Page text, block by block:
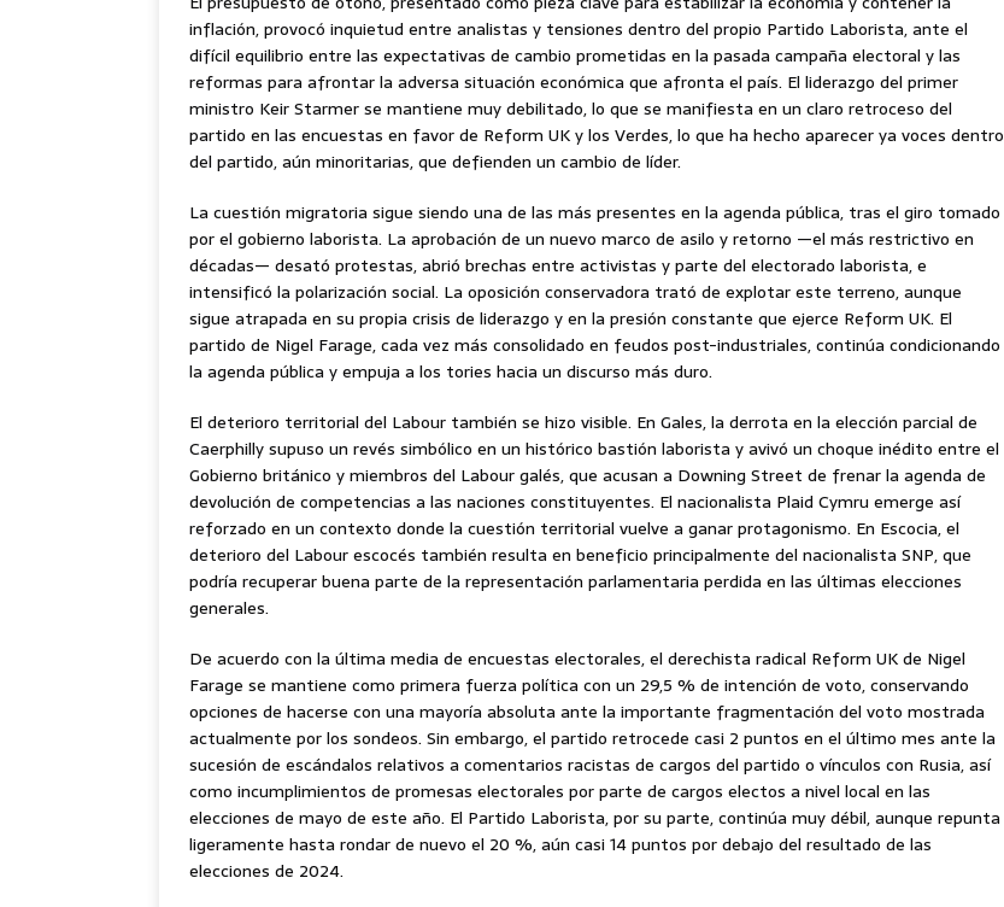
inflación, provocó inquietud entre analistas y tensiones dentro del propio Partido Laborista, ante el
difícil equilibrio entre las expectativas de cambio prometidas en la pasada campaña electoral y las
reformas para afrontar la adversa situación económica que afronta el país. El liderazgo del primer
ministro Keir Starmer se mantiene muy debilitado, lo que se manifiesta en un claro retroceso del
partido en las encuestas en favor de Reform UK y los Verdes, lo que ha hecho aparecer ya voces dentro
del partido, aún minoritarias, que defienden un cambio de líder.
La cuestión migratoria sigue siendo una de las más presentes en la agenda pública, tras el giro tomado
por el gobierno laborista. La aprobación de un nuevo marco de asilo y retorno —el más restrictivo en
décadas— desató protestas, abrió brechas entre activistas y parte del electorado laborista, e
intensificó la polarización social. La oposición conservadora trató de explotar este terreno, aunque
sigue atrapada en su propia crisis de liderazgo y en la presión constante que ejerce Reform UK. El
partido de Nigel Farage, cada vez más consolidado en feudos post-industriales, continúa condicionando
la agenda pública y empuja a los tories hacia un discurso más duro.
El deterioro territorial del Labour también se hizo visible. En Gales, la derrota en la elección parcial de
Caerphilly supuso un revés simbólico en un histórico bastión laborista y avivó un choque inédito entre el
Gobierno británico y miembros del Labour galés, que acusan a Downing Street de frenar la agenda de
devolución de competencias a las naciones constituyentes. El nacionalista Plaid Cymru emerge así
reforzado en un contexto donde la cuestión territorial vuelve a ganar protagonismo. En Escocia, el
deterioro del Labour escocés también resulta en beneficio principalmente del nacionalista SNP, que
podría recuperar buena parte de la representación parlamentaria perdida en las últimas elecciones
generales.
De acuerdo con la última media de encuestas electorales, el derechista radical Reform UK de Nigel
Farage se mantiene como primera fuerza política con un 29,5 % de intención de voto, conservando
opciones de hacerse con una mayoría absoluta ante la importante fragmentación del voto mostrada
actualmente por los sondeos. Sin embargo, el partido retrocede casi 2 puntos en el último mes ante la
sucesión de escándalos relativos a comentarios racistas de cargos del partido o vínculos con Rusia, así
como incumplimientos de promesas electorales por parte de cargos electos a nivel local en las
elecciones de mayo de este año. El Partido Laborista, por su parte, continúa muy débil, aunque repunta
ligeramente hasta rondar de nuevo el 20 %, aún casi 14 puntos por debajo del resultado de las
elecciones de 2024.